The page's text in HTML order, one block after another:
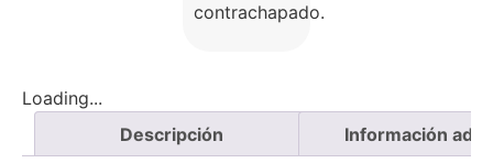
contrachapado.
Loading...
Descripción
Información